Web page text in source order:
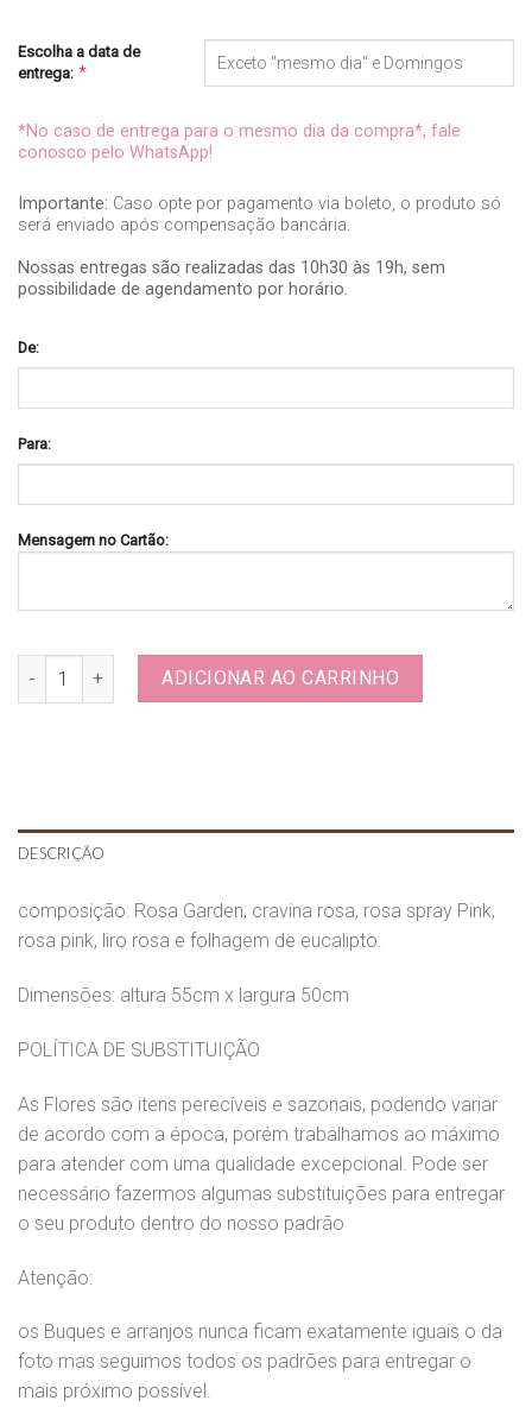
Escolha a data de
entrega: *
*No caso de entrega para o mesmo dia da compra*, fale
conosco pelo WhatsApp!
Importante: Caso opte por pagamento via boleto, o produto só
será enviado após compensação bancária.
Nossas entregas são realizadas das 10h30 às 19h, sem
possibilidade de agendamento por horário.
De:
Para:
Mensagem no Cartão:
Flor no Pote Joana G quantidadeADICIONAR AO CARRINHO
DESCRIÇÃO
composição: Rosa Garden, cravina rosa, rosa spray Pink,
rosa pink, liro rosa e folhagem de eucalipto.
Dimensões: altura 55cm x largura 50cm
POLÍTICA DE SUBSTITUIÇÃO
As Flores são itens perecíveis e sazonais, podendo variar
de acordo com a época, porém trabalhamos ao máximo
para atender com uma qualidade excepcional. Pode ser
necessário fazermos algumas substituições para entregar
o seu produto dentro do nosso padrão
Atenção:
os Buques e arranjos nunca ficam exatamente iguais o da
foto mas seguimos todos os padrões para entregar o
mais próximo possível.